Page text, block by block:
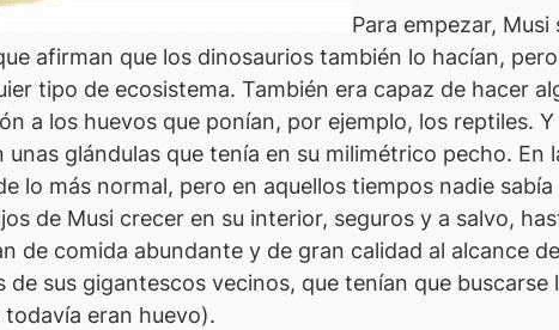
Para empezar, Musi
afirman que los dinosaurios también lo hacían,
tipo de ecosistema. También era capaz de hacer
a los huevos que ponían, por ejemplo, los reptiles.
unas glándulas que tenía en su milimétrico pecho.
lo más normal, pero en aquellos tiempos nadie
de Musi crecer en su interior, seguros y a salvo,
de comida abundante y de gran calidad al alcance
de sus gigantescos vecinos, que tenían que
todavía eran huevo).